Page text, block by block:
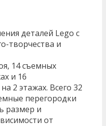
деталей Lego с
творчества и
14 съемных
и 16
2 этажах. Всего 32
перегородки
размер и
от